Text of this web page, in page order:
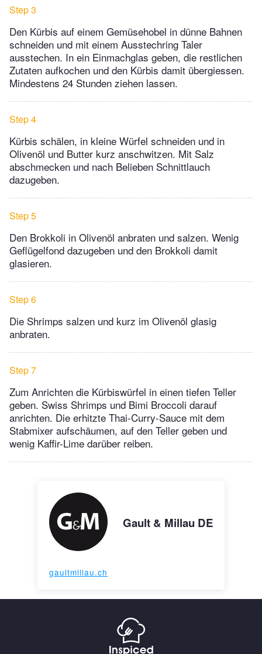
Step 3
Den Kürbis auf einem Gemüsehobel in dünne Bahnen
schneiden und mit einem Ausstechring Taler
ausstechen. In ein Einmachglas geben, die restlichen
Zutaten aufkochen und den Kürbis damit übergiessen.
Mindestens 24 Stunden ziehen lassen.
Step 4
Kürbis schälen, in kleine Würfel schneiden und in
Olivenöl und Butter kurz anschwitzen. Mit Salz
abschmecken und nach Belieben Schnittlauch
dazugeben.
Step 5
Den Brokkoli in Olivenöl anbraten und salzen. Wenig
Geflügelfond dazugeben und den Brokkoli damit
glasieren.
Step 6
Die Shrimps salzen und kurz im Olivenöl glasig
anbraten.
Step 7
Zum Anrichten die Kürbiswürfel in einen tiefen Teller
geben. Swiss Shrimps und Bimi Broccoli darauf
anrichten. Die erhitzte Thai-Curry-Sauce mit dem
Stabmixer aufschäumen, auf den Teller geben und
wenig Kaffir-Lime darüber reiben.
Gault & Millau DE
gaultmillau.ch